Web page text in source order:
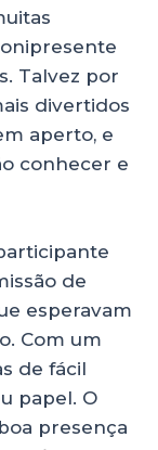
Talvez por
divertidos
aperto, e
conhecer e
de
esperavam
Com um
de fácil
papel. O
presença